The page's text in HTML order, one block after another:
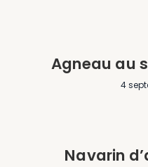
Agneau au
4
Navarin